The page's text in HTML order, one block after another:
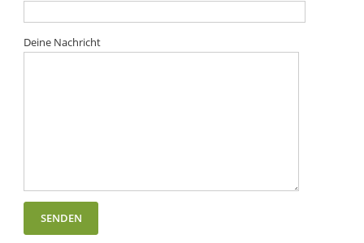
Deine Nachricht